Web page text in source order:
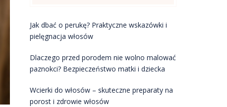
Jak dbać o perukę? Praktyczne wskazówki i
pielęgnacja włosów
Dlaczego przed porodem nie wolno malować
paznokci? Bezpieczeństwo matki i dziecka
Wcierki do włosów – skuteczne preparaty na
porost i zdrowie włosów